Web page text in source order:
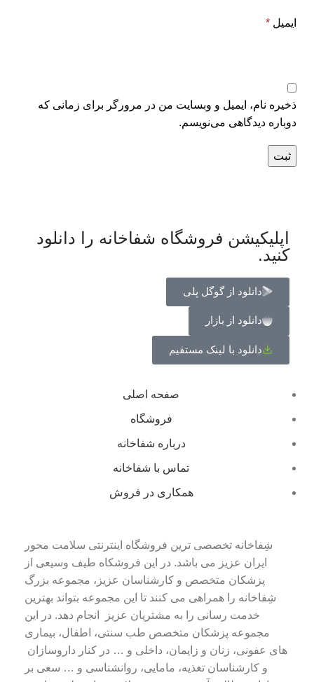
ایمیل *
ذخیره نام، ایمیل و وبسایت من در مرورگر برای زمانی که
دوباره دیدگاهی می‌نویسم.
اپلیکیشن فروشگاه شفاخانه را دانلود
کنید.
دانلود از گوگل پلی
دانلود از بازار
دانلود با لینک مستقیم
صفحه اصلی
فروشگاه
درباره شفاخانه
تماس با شفاخانه
همکاری در فروش
شِفاخانه تخصصی ترین فروشگاه اینترنتی سلامت محور
ایران عزیز می باشد. در این فروشکاه طیف وسیعی از
پزشکان متخصص و کارشناسان عزیز، مجموعه بزرگ
شِفاخانه را همراهی می کنند تا این مجموعه بتواند بهترین
خدمت رسانی را به مشتریان عزیز انجام دهد. در این
مجموعه پزشکان متخصص طب سنتی، اطفال، بیماری
های عفونی، زنان و زایمان، داخلی و … در کنار داروسازان
و کارشناسان تغذیه، مامایی، روانشناسی و … سعی بر